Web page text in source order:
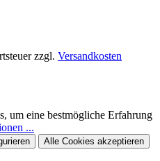
zzgl. Versandkosten
um eine bestmögliche Erfahrung
...
Alle Cookies akzeptieren